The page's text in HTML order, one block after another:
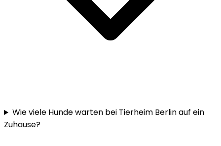
Wie viele Hunde warten bei Tierheim Berlin auf ein
Zuhause?